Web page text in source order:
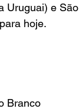
Uruguai) e São
hoje.
Branco